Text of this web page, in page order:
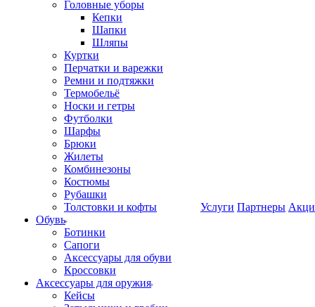
Головные уборы
Кепки
Шапки
Шляпы
Куртки
Перчатки и варежки
Ремни и подтяжки
Термобельё
Носки и гетры
Футболки
Шарфы
Брюки
Жилеты
Комбинезоны
Костюмы
Рубашки
Толстовки и кофты
Обувь
Ботинки
Сапоги
Аксессуары для обуви
Кроссовки
Аксессуары для оружия
Кейсы
Услуги Партнеры